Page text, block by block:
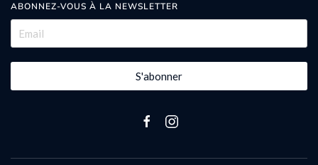
ABONNEZ-VOUS À LA NEWSLETTER
S'abonner